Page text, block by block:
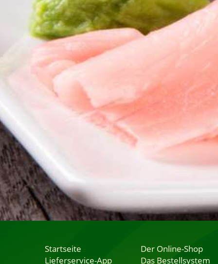
Startseite
Lieferservice-App
Der Online-Shop
Das Bestellsystem